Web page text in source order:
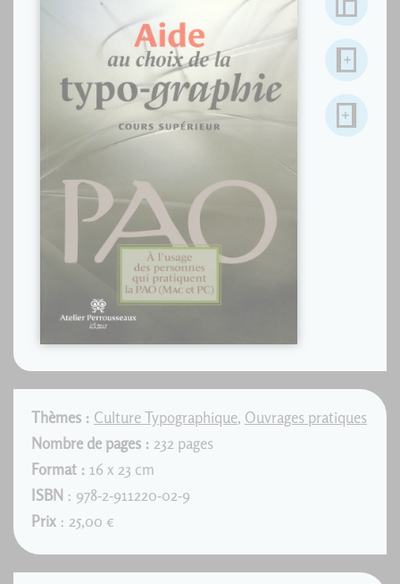
Thèmes : Culture Typographique, Ouvrages pratiques
Nombre de pages : 232 pages
Format : 16 x 23 cm
ISBN : 978-2-911220-02-9
Prix : 25,00 €